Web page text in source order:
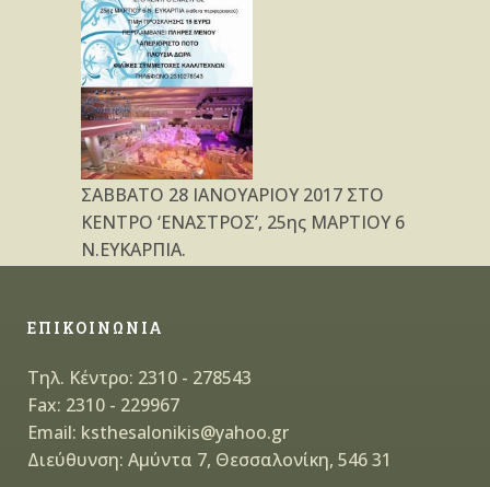
ΣΑΒΒΑΤΟ 28 ΙΑΝΟΥΑΡΙΟΥ 2017 ΣΤΟ
ΚΕΝΤΡΟ ‘ΕΝΑΣΤΡΟΣ’, 25ης ΜΑΡΤΙΟΥ 6
Ν.ΕΥΚΑΡΠΙΑ.
ΕΠΙΚΟΙΝΩΝΙΑ
Τηλ. Κέντρο: 2310 - 278543
Fax: 2310 - 229967
Email: ksthesalonikis@yahoo.gr
Διεύθυνση: Αμύντα 7, Θεσσαλονίκη, 546 31